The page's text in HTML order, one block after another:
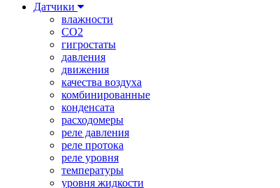
Датчики
влажности
CO2
гигростаты
давления
движения
качества воздуха
комбинированные
конденсата
расходомеры
реле давления
реле протока
реле уровня
температуры
уровня жидкости